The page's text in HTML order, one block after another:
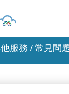
服務 / 常見問題